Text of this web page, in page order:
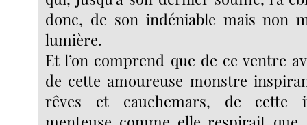
donc, de son indéniable mais non
lumière.
Et l’on comprend que de ce ventre
de cette amoureuse monstre
rêves et cauchemars, de cette